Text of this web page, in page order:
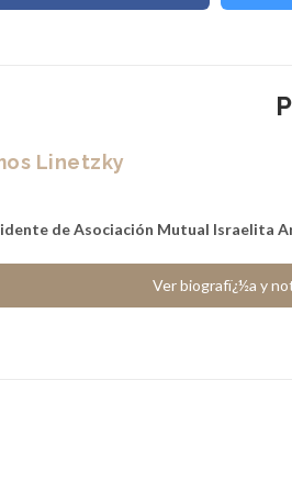
Linetzky
de Asociación Mutual Israelita
Ver biografï¿½a y